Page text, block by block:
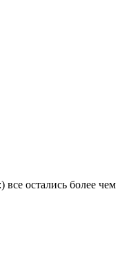
остались более чем